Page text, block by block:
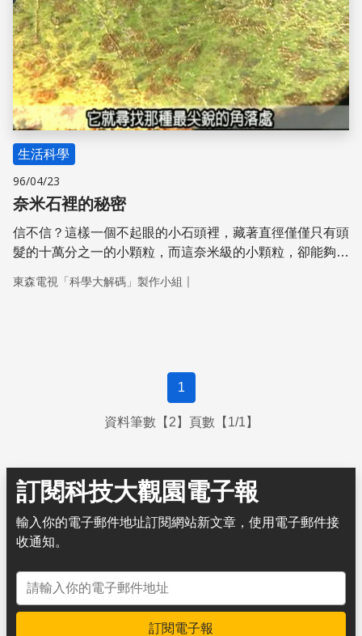
生活科學
96/04/23
奈米石裡的秘密
信不信？這樣一個不起眼的小石頭裡，藏著直徑僅僅只有頭
髮的十萬分之一的小顆粒，而這奈米級的小顆粒，卻能夠解
字石，正是地殼由地底向上抬升的關鍵證據。
東森電視「科學大解碼」製作小組 ｜
1
資料筆數【2】頁數【1/1】
訂閱科技大觀園電子報
輸入你的電子郵件地址訂閱網站新文章，使用電子郵件接
收通知。
電子郵件地址
訂閱電子報